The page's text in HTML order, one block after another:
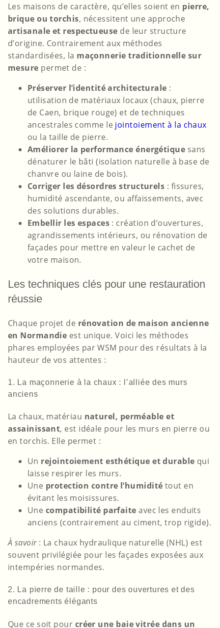
Les maisons de caractère, qu’elles soient en pierre,
brique ou torchis, nécessitent une approche
artisanale et respectueuse de leur structure
d’origine. Contrairement aux méthodes
standardisées, la maçonnerie traditionnelle sur
mesure permet de :
Préserver l’identité architecturale :
utilisation de matériaux locaux (chaux, pierre
de Caen, brique rouge) et de techniques
ancestrales comme le jointoiement à la chaux
ou la taille de pierre.
Améliorer la performance énergétique sans
dénaturer le bâti (isolation naturelle à base de
chanvre ou laine de bois).
Corriger les désordres structurels : fissures,
humidité ascendante, ou affaissements, avec
des solutions durables.
Embellir les espaces : création d’ouvertures,
agrandissements intérieurs, ou rénovation de
façades pour mettre en valeur le cachet de
votre maison.
Les techniques clés pour une restauration
réussie
Chaque projet de rénovation de maison ancienne
en Normandie est unique. Voici les méthodes
phares employées par WSM pour des résultats à la
hauteur de vos attentes :
1. La maçonnerie à la chaux : l’alliée des murs
anciens
La chaux, matériau naturel, perméable et
assainissant, est idéale pour les murs en pierre ou
en torchis. Elle permet :
Un rejointoiement esthétique et durable qui
laisse respirer les murs.
Une protection contre l’humidité tout en
évitant les moisissures.
Une compatibilité parfaite avec les enduits
anciens (contrairement au ciment, trop rigide).
À savoir: La chaux hydraulique naturelle (NHL) est
souvent privilégiée pour les façades exposées aux
intempéries normandes.
2. La pierre de taille : pour des ouvertures et des
encadrements élégants
Que ce soit pour créer une baie vitrée dans un